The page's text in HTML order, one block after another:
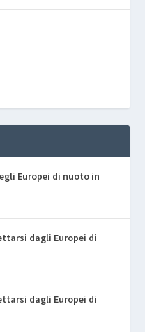
Europei di nuoto in
dagli Europei di
dagli Europei di